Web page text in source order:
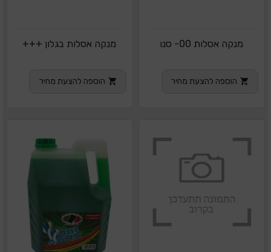
מנקה אסלות 00- סנו
הוספה להצעת מחיר
מנקה אסלות בגלון +++
הוספה להצעת מחיר